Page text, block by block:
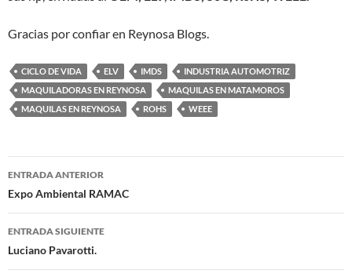
Gracias por confiar en Reynosa Blogs.
CICLO DE VIDA ELV IMDS
INDUSTRIA AUTOMOTRIZ
MAQUILADORAS EN REYNOSA
MAQUILAS EN MATAMOROS
MAQUILAS EN REYNOSA
ROHS WEEE
Navegación
de
entradas
ENTRADA ANTERIOR
Expo Ambiental RAMAC
ENTRADA SIGUIENTE
Luciano Pavarotti.